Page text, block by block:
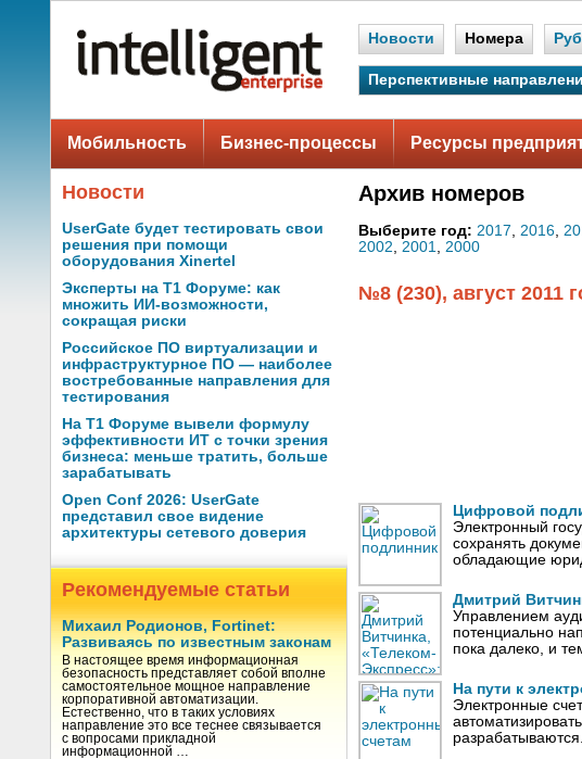
Новости Номера
Перспективные
Мобильность Бизнес-процессы Ресурсы
Новости
UserGate будет тестировать свои
решения при помощи
оборудования Xinertel
Эксперты на Т1 Форуме: как
множить ИИ-возможности,
сокращая риски
Российское ПО виртуализации и
инфраструктурное ПО — наиболее
востребованные направления для
тестирования
На Т1 Форуме вывели формулу
эффективности ИТ с точки зрения
бизнеса: меньше тратить, больше
зарабатывать
Open Conf 2026: UserGate
представил свое видение
архитектуры сетевого доверия
Рекомендуемые статьи
Михаил Родионов, Fortinet:
Развиваясь по известным законам
В настоящее время информационная
безопасность представляет собой вполне
самостоятельное мощное направление
корпоративной автоматизации.
Естественно, что в таких условиях
направление это все теснее связывается
с вопросами прикладной
информационной …
Архив номеров
Выберите год: 2017, 2016,
2002, 2001, 2000
№8 (230), август 2011
Цифровой
Электронный
сохранять
обладающие
Дмитрий
Управлением
потенциально
пока далеко, и
На пути к
Электронные
разрабатываются.